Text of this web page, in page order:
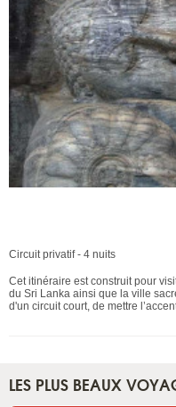
Circuit privatif - 4 nuits
Cet itinéraire est construit pour
du Sri Lanka ainsi que la ville
d'un circuit court, de mettre
LES PLUS BEAUX